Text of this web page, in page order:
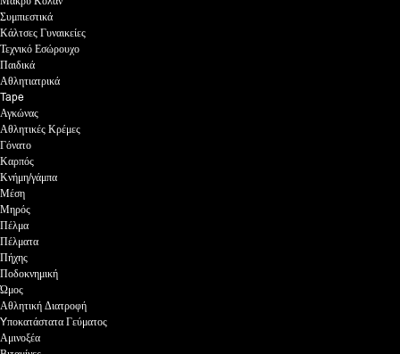
Συμπιεστικά
Κάλτσες Γυναικείες
Τεχνικό Εσώρουχο
Παιδικά
Αθλητιατρικά
Tape
Αγκώνας
Αθλητικές Κρέμες
Γόνατο
Καρπός
Κνήμη/γάμπα
Μέση
Μηρός
Πέλμα
Πέλματα
Πήχης
Ποδοκνημική
Ώμος
Αθλητική Διατροφή
Yποκατάστατα Γεύματος
Αμινοξέα